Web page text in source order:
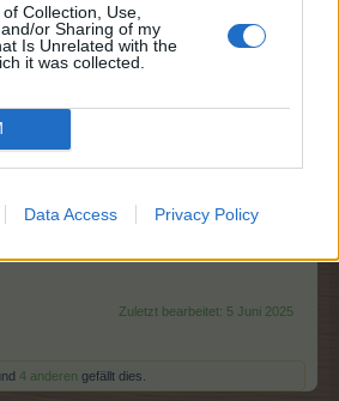
Collection, Use,
or Sharing of my
Is Unrelated with the
it was collected.
Data Access Privacy Policy
wieder die Farmhalle geleert, dank
diesem Sinne an die Spielerin, die
TG wird nichts von den Rätslern
Zuletzt bearbeitet: 5 Juni 2025
4 anderen gefällt dies.